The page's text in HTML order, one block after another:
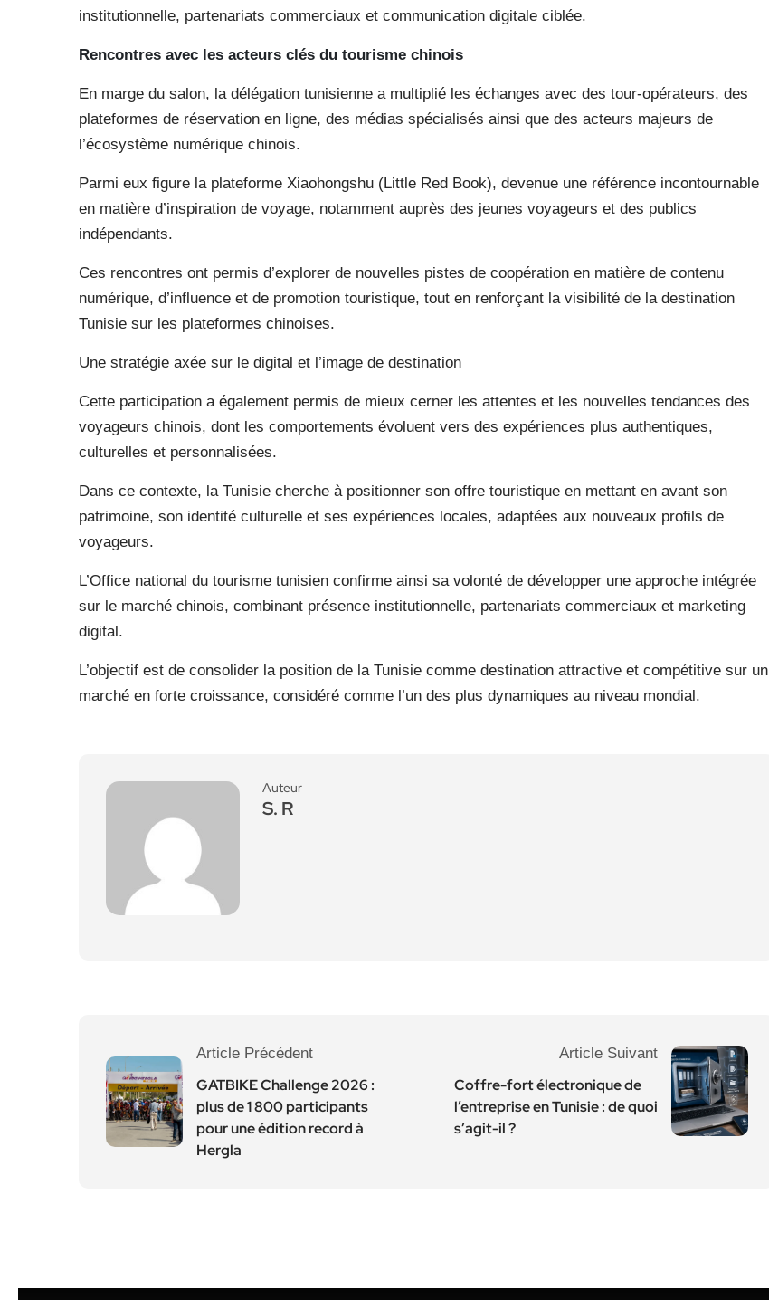
institutionnelle, partenariats commerciaux et communication digitale ciblée.
Rencontres avec les acteurs clés du tourisme chinois
En marge du salon, la délégation tunisienne a multiplié les échanges avec des tour-opérateurs, des
plateformes de réservation en ligne, des médias spécialisés ainsi que des acteurs majeurs de
l’écosystème numérique chinois.
Parmi eux figure la plateforme Xiaohongshu (Little Red Book), devenue une référence incontournable
en matière d’inspiration de voyage, notamment auprès des jeunes voyageurs et des publics
indépendants.
Ces rencontres ont permis d’explorer de nouvelles pistes de coopération en matière de contenu
numérique, d’influence et de promotion touristique, tout en renforçant la visibilité de la destination
Tunisie sur les plateformes chinoises.
Une stratégie axée sur le digital et l’image de destination
Cette participation a également permis de mieux cerner les attentes et les nouvelles tendances des
voyageurs chinois, dont les comportements évoluent vers des expériences plus authentiques,
culturelles et personnalisées.
Dans ce contexte, la Tunisie cherche à positionner son offre touristique en mettant en avant son
patrimoine, son identité culturelle et ses expériences locales, adaptées aux nouveaux profils de
voyageurs.
L’Office national du tourisme tunisien confirme ainsi sa volonté de développer une approche intégrée
sur le marché chinois, combinant présence institutionnelle, partenariats commerciaux et marketing
digital.
L’objectif est de consolider la position de la Tunisie comme destination attractive et compétitive sur un
marché en forte croissance, considéré comme l’un des plus dynamiques au niveau mondial.
Auteur
S. R
Article Précédent
GATBIKE Challenge 2026 :
plus de 1 800 participants
pour une édition record à
Hergla
Article Suivant
Coffre-fort électronique de
l’entreprise en Tunisie : de quoi
s’agit-il ?